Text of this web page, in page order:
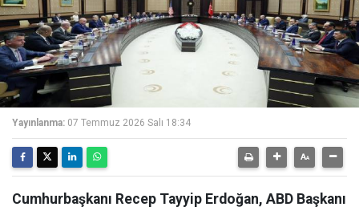
Yayınlanma: 07 Temmuz 2026 Salı 18:34
Cumhurbaşkanı Recep Tayyip Erdoğan, ABD Başkanı